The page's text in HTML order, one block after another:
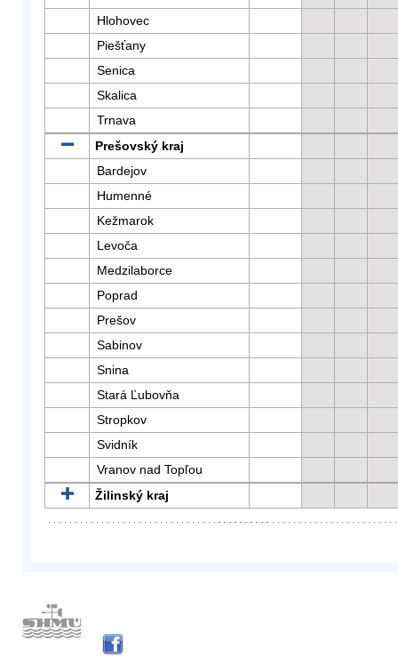
Hlohovec
Piešťany
Senica
Skalica
Trnava
Prešovský kraj
Bardejov
Humenné
Kežmarok
Levoča
Medzilaborce
Poprad
Prešov
Sabinov
Snina
Stará Ľubovňa
Stropkov
Svidník
Vranov nad Topľou
Žilinský kraj